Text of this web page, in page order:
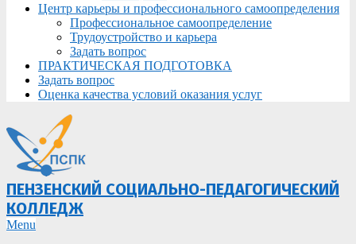
Центр карьеры и профессионального самоопределения
Профессиональное самоопределение
Трудоустройство и карьера
Задать вопрос
ПРАКТИЧЕСКАЯ ПОДГОТОВКА
Задать вопрос
Оценка качества условий оказания услуг
ПЕНЗЕНСКИЙ СОЦИАЛЬНО-ПЕДАГОГИЧЕСКИЙ
КОЛЛЕДЖ
Primary
Menu